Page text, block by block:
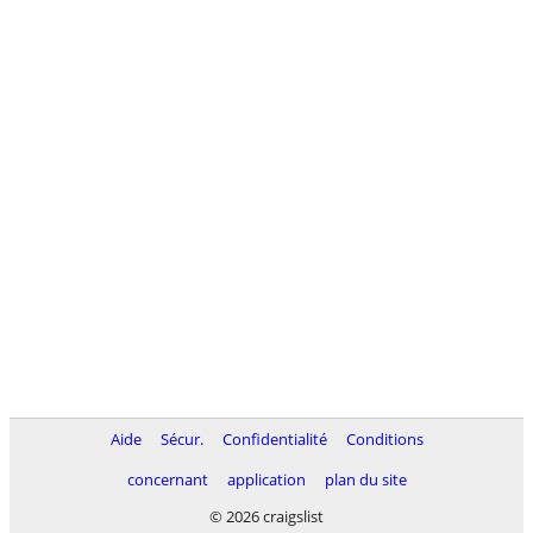
Aide Sécur. Confidentialité
Conditions
concernant
application
plan du site
© 2026 craigslist